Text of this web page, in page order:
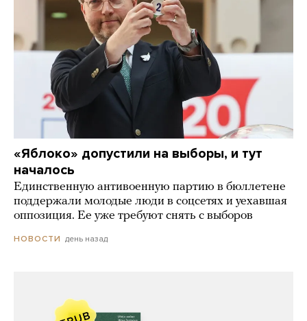
«Яблоко» допустили на выборы, и тут
началось
Единственную антивоенную партию в бюллетене
поддержали молодые люди в соцсетях и уехавшая
оппозиция. Ее уже требуют снять с выборов
НОВОСТИ день назад